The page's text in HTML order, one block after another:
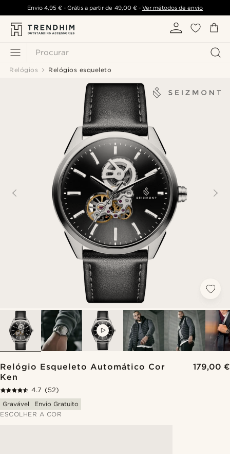
Procurar
Envio 4,95 €- Grátis a partir de 49,00 €- Ver métodos de envio
Relógios Relógios esqueleto
Relógio Esqueleto Automático Cor
Ken
179,00 €
4.7 (52)
Gravável
Envio Gratuito
ESCOLHER A COR